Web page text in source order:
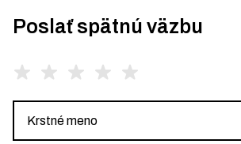
Poslať spätnú väzbu